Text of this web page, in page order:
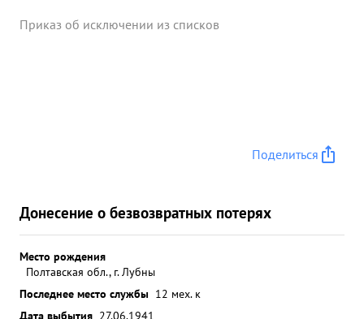
Приказ об исключении из списков
Поделиться
Донесение о безвозвратных потерях
Место рождения
Полтавская обл., г. Лубны
Последнее место службы 12 мех. к
Дата выбытия 27.06.1941